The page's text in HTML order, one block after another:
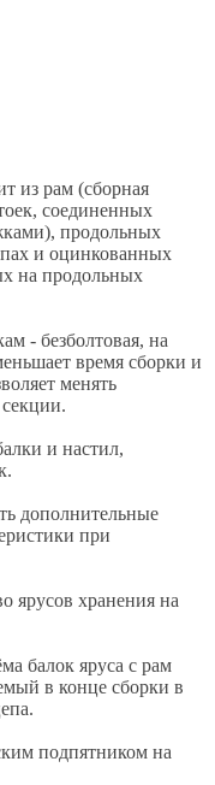
из рам (сборная
соединенных
продольных
и оцинкованных
на продольных
- безболтовая, на
время сборки и
менять
и настил,
дополнительные
при
ярусов хранения на
балок яруса с рам
в конце сборки в
подпятником на